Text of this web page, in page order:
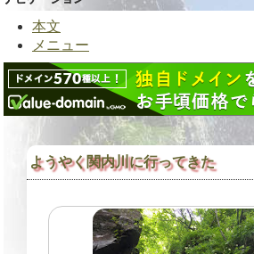
本文
メニュー
ようやく関内川に行ってきた